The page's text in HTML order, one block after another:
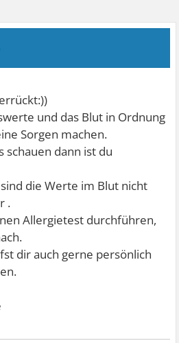
und das Blut in Ordnung
Sorgen machen.
schauen dann ist du
die Werte im Blut nicht
.
Allergietest durchführen,
dir auch gerne persönlich